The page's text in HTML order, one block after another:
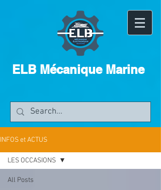
ELB Mécanique Marine
INFOS et ACTUS
All Posts
LES OCCASIONS